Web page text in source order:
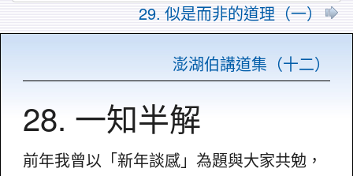
29. 似是而非的道理（一）
澎湖伯講道集（十二）
28. 一知半解
前年我曾以「新年談感」為題與大家共勉，